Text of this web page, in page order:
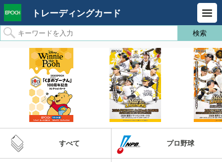
トレーディングカード
すべて プロ野球